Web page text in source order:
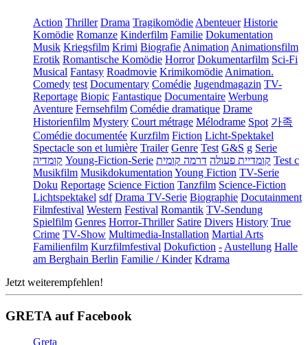
Action Thriller Drama Tragikomödie Abenteuer Historie
Komödie Romanze Kinderfilm Familie Dokumentation
Musik Kriegsfilm Krimi Biografie Animation Animationsfilm
Erotik Romantische Komödie Horror Dokumentarfilm Sci-Fi
Musical Fantasy Roadmovie Krimikomödie Animation.
Comedy test Documentary Comédie Jugendmagazin TV-
Reportage Biopic Fantastique Documentaire Werbung
Aventure Fernsehfilm Comédie dramatique Drame
Historienfilm Mystery Court métrage Mélodrame Spot 가족
Comédie documentée Kurzfilm Fiction Licht-Spektakel
Spectacle son et lumière Trailer Genre Test G&S g Serie
קומדיה Young-Fiction-Serie קומדיית פעולה דרמה קומית
Test c
Musikfilm Musikdokumentation Young Fiction TV-Serie
Doku Reportage Science Fiction Tanzfilm Science-Fiction
Lichtspektakel sdf Drama TV-Serie Biographie Docutainment
Filmfestival Western Festival Romantik TV-Sendung
Spielfilm Genres Horror-Thriller Satire Divers History True
Crime TV-Show Multimedia-Installation Martial Arts
Familienfilm Kurzfilmfestival Dokufiction - Austellung Halle
am Berghain Berlin Familie / Kinder Kdrama
Jetzt weiterempfehlen!
GRETA auf Facebook
Greta